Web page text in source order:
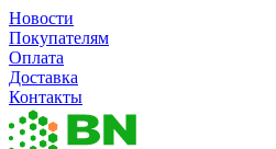
Новости
Покупателям
Оплата
Доставка
Контакты